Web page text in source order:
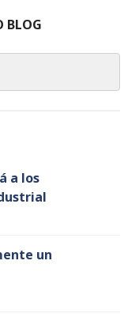
BLOG
a los
un